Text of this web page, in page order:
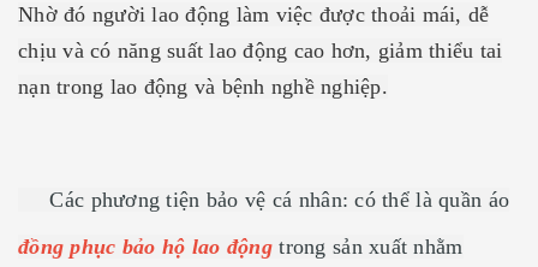
Nhờ đó người lao động làm việc được thoải mái, dễ
chịu và có năng suất lao động cao hơn, giảm thiểu tai
nạn trong lao động và bệnh nghề nghiệp.
Các phương tiện bảo vệ cá nhân: có thể là quần áo
đồng phục bảo hộ lao động trong sản xuất nhằm